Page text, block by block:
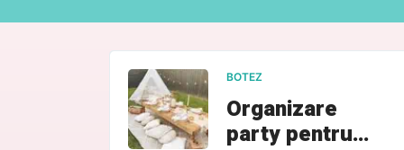
BOTEZ
Organizare
party pentru